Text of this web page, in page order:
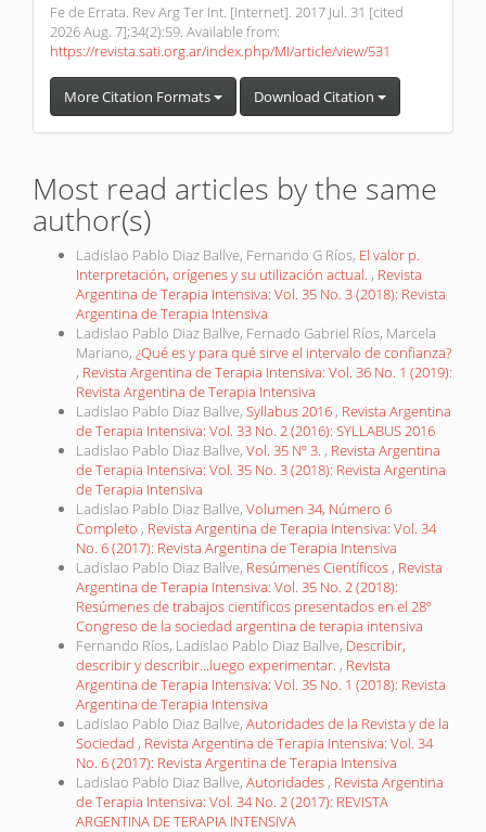
Fe de Errata. Rev Arg Ter Int. [Internet]. 2017 Jul. 31 [cited
2026 Aug. 7];34(2):59. Available from:
https://revista.sati.org.ar/index.php/MI/article/view/531
More Citation Formats Download Citation
Most read articles by the same
author(s)
Ladislao Pablo Diaz Ballve, Fernando G Ríos, El valor p.
Interpretación, orígenes y su utilización actual. , Revista
Argentina de Terapia Intensiva: Vol. 35 No. 3 (2018): Revista
Argentina de Terapia Intensiva
Ladislao Pablo Diaz Ballve, Fernado Gabriel Ríos, Marcela
Mariano, ¿Qué es y para qué sirve el intervalo de confianza?
, Revista Argentina de Terapia Intensiva: Vol. 36 No. 1 (2019):
Revista Argentina de Terapia Intensiva
Ladislao Pablo Diaz Ballve, Syllabus 2016 , Revista Argentina
de Terapia Intensiva: Vol. 33 No. 2 (2016): SYLLABUS 2016
Ladislao Pablo Diaz Ballve, Vol. 35 Nº 3. , Revista Argentina
de Terapia Intensiva: Vol. 35 No. 3 (2018): Revista Argentina
de Terapia Intensiva
Ladislao Pablo Diaz Ballve, Volumen 34, Número 6
Completo , Revista Argentina de Terapia Intensiva: Vol. 34
No. 6 (2017): Revista Argentina de Terapia Intensiva
Ladislao Pablo Diaz Ballve, Resúmenes Científicos , Revista
Argentina de Terapia Intensiva: Vol. 35 No. 2 (2018):
Resúmenes de trabajos científicos presentados en el 28º
Congreso de la sociedad argentina de terapia intensiva
Fernando Ríos, Ladislao Pablo Diaz Ballve, Describir,
describir y describir…luego experimentar. , Revista
Argentina de Terapia Intensiva: Vol. 35 No. 1 (2018): Revista
Argentina de Terapia Intensiva
Ladislao Pablo Diaz Ballve, Autoridades de la Revista y de la
Sociedad , Revista Argentina de Terapia Intensiva: Vol. 34
No. 6 (2017): Revista Argentina de Terapia Intensiva
Ladislao Pablo Diaz Ballve, Autoridades , Revista Argentina
de Terapia Intensiva: Vol. 34 No. 2 (2017): REVISTA
ARGENTINA DE TERAPIA INTENSIVA